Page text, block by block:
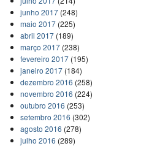
junho 2017(248)
maio 2017(225)
abril 2017(189)
março 2017(238)
fevereiro 2017(195)
janeiro 2017(184)
dezembro 2016 (258)
novembro 2016 (224)
outubro 2016 (253)
setembro 2016 (302)
agosto 2016 (278)
julho 2016 (289)